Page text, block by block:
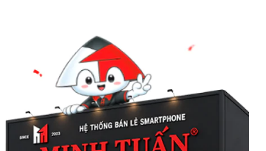
Ốp lưng Apple
Cốc sạc Apple